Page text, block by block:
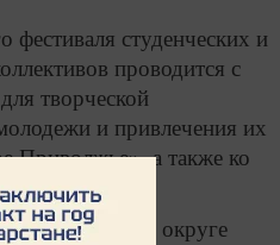
студенческих и
проводится с
творческой
и привлечения их
Приволжье», а также ко
в целом.
федеральном округе